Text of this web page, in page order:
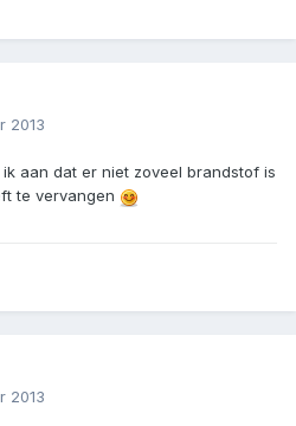
2013
aan dat er niet zoveel brandstof is
te vervangen
2013